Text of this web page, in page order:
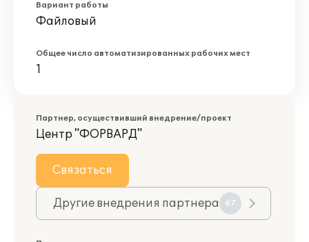
Вариант работы
Файловый
Общее число автоматизированных рабочих мест
1
Партнер, осуществивший внедрение/проект
Центр "ФОРВАРД"
Связаться
Другие внедрения партнера 67